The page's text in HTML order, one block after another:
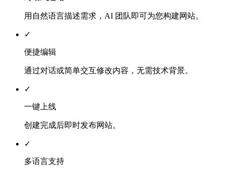
用自然语言描述需求，AI 团队即可为您构建网站。
✓
便捷编辑
通过对话或简单交互修改内容，无需技术背景。
✓
一键上线
创建完成后即时发布网站。
✓
多语言支持